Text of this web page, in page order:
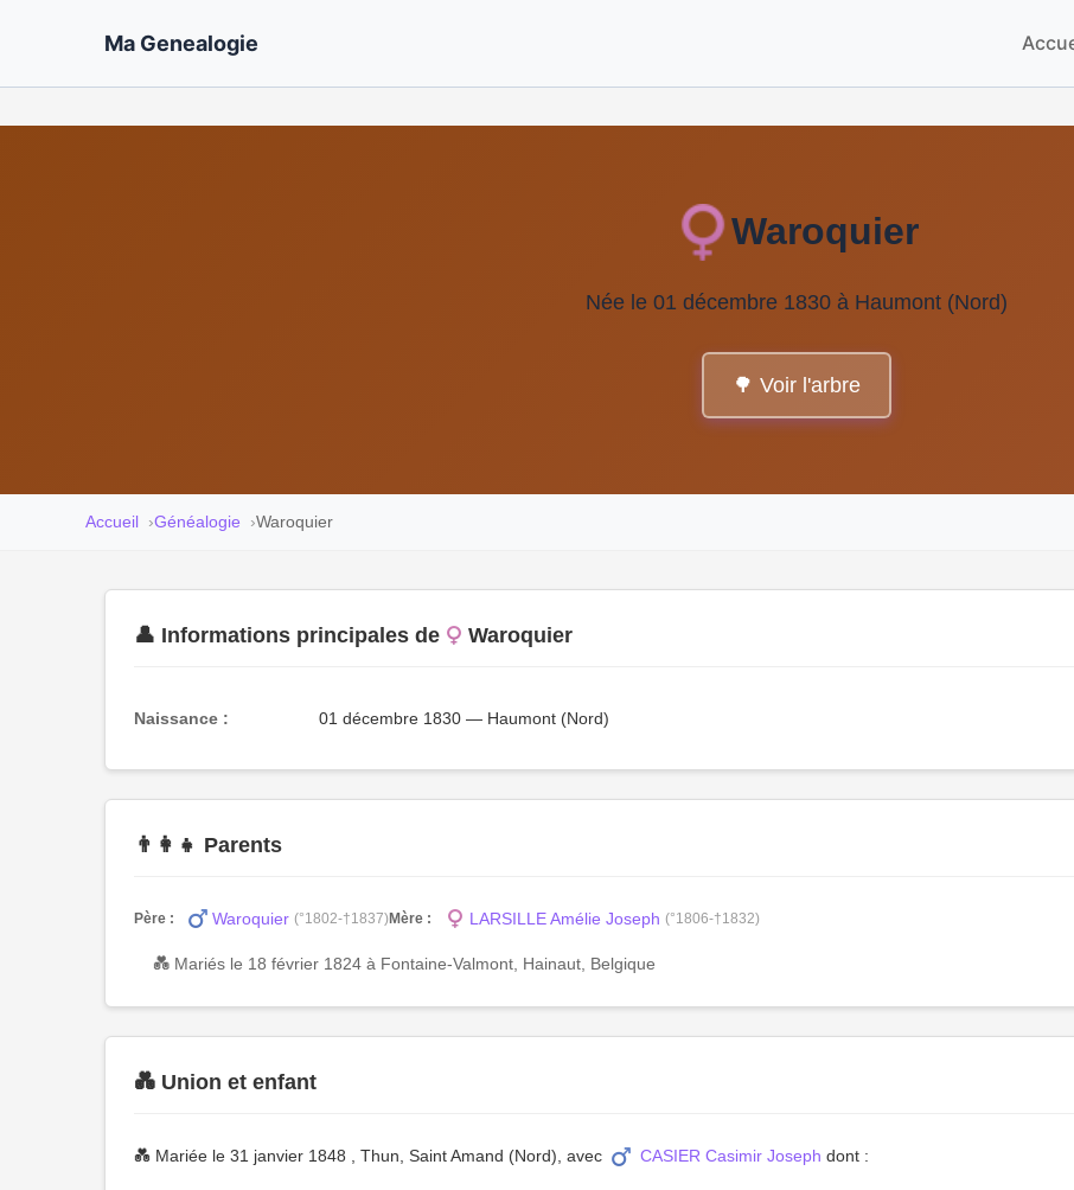
Ma Genealogie
Waroquier
Née le 01 décembre 1830 à Haumont (Nord)
🌳 Voir l'arbre
Accueil Généalogie Waroquier
👤 Informations principales de Waroquier
Naissance : 01 décembre 1830 — Haumont (Nord)
👨‍👩‍👧 Parents
Père : Waroquier (°1802-†1837)Mère : LARSILLE Amélie Joseph (°1806-†1832)
💑 Mariés le 18 février 1824 à Fontaine-Valmont, Hainaut, Belgique
💑 Union et enfant
💑 Mariée le 31 janvier 1848 , Thun, Saint Amand (Nord), avec CASIER Casimir Joseph dont :